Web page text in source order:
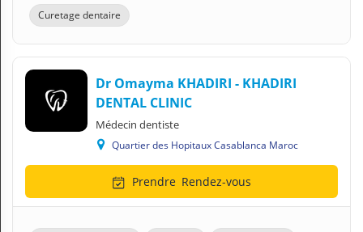
Curetage dentaire
Dr Omayma KHADIRI - KHADIRI
DENTAL CLINIC
Médecin dentiste
Quartier des Hopitaux Casablanca Maroc
Prendre Rendez-vous